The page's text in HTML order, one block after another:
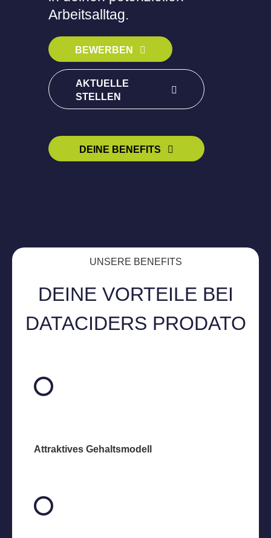
Arbeitsalltag.
BEWERBEN
AKTUELLE
STELLEN
DEINE BENEFITS
UNSERE BENEFITS
DEINE VORTEILE BEI
DATACIDERS PRODATO
Attraktives Gehaltsmodell